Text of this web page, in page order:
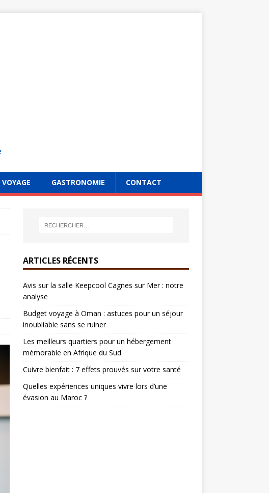
VOYAGE GASTRONOMIE CONTACT
ARTICLES RÉCENTS
Avis sur la salle Keepcool Cagnes sur Mer : notre
analyse
Budget voyage à Oman : astuces pour un séjour
inoubliable sans se ruiner
Les meilleurs quartiers pour un hébergement
mémorable en Afrique du Sud
Cuivre bienfait : 7 effets prouvés sur votre santé
Quelles expériences uniques vivre lors d’une
évasion au Maroc ?